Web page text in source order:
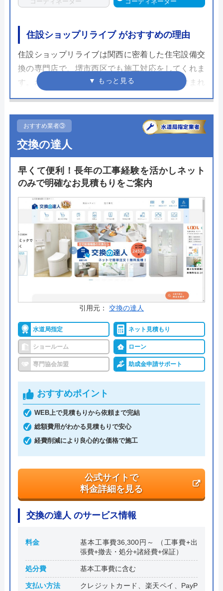
住設ショップリライブ がおすすめの理由
住設ショップリライブは関西に密着した住宅設備交
換の専門店で、堺市西区でも施工対応をしてくれま
す。ホームページでは商品代と工事費などが含まれ
たリフォームプランが多数並ぶのが特徴です。メー
認してみてください。
リライブではトイレ以外の設備交換を依頼すること
も可能で、その際には1日で完了する工事に限りま
すが同時工事割引を適用できます。この割引サービ
ンション内の友人同士でも利用できるのが嬉しいポ
イントです。
公式サイトで
料金詳細を見る
今すぐ電話で相談する
受付時間： 9:00～18:00
住設ショップリライブ の基本情報
運営会社 有限会社ワ―ティング
創業・設立 平成17年5月6日設立
本社所在地
〒542-0061
大阪府大阪市中央区安堂寺町2-2-27 コ
おすすめ業者③
交換の達人
早くて便利！長年の工事経験を活かしネット
のみで明確なお見積もりをご案内
引用元： 交換の達人
水道局指定 ネット見積もり
ショールーム ローン
専門協会加盟 助成金申請サポート
おすすめポイント
WEB上で見積もりから依頼まで完結
総額費用がわかる見積もりで安心
経費削減により良心的な価格で施工
公式サイトで
料金詳細を見る
交換の達人 のサービス情報
料金
基本工事費36,300円～ （工事費+出
張費+撤去・処分+諸経費+保証）
処分費 基本工事費に含む
支払い方法 クレジットカード、楽天ペイ、PayP